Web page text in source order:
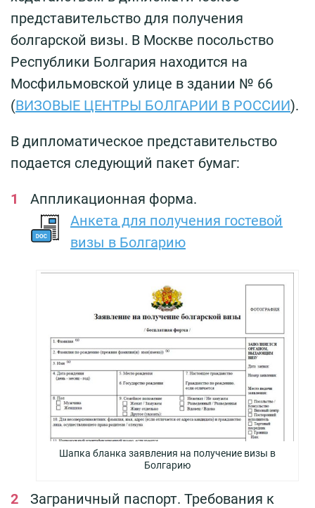
представительство для получения
болгарской визы. В Москве посольство
Республики Болгария находится на
Мосфильмовской улице в здании № 66
(ВИЗОВЫЕ ЦЕНТРЫ БОЛГАРИИ В РОССИИ).
В дипломатическое представительство
подается следующий пакет бумаг:
Аппликационная форма.
Анкета для получения гостевой
визы в Болгарию
Шапка бланка заявления на получение визы в
Болгарию
Заграничный паспорт. Требования к